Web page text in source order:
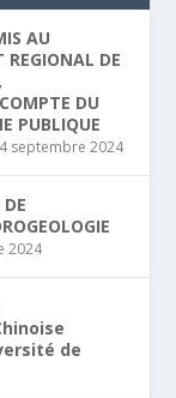
AU
REGIONAL DE
DU
PUBLIQUE
septembre 2024
2024
de